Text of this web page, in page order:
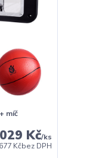
míč
Kč/ks
Kčbez DPH